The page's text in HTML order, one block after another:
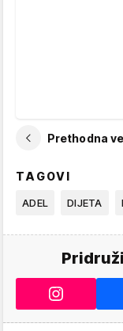
Prethodna
TAGOVI
ADEL DIJETA